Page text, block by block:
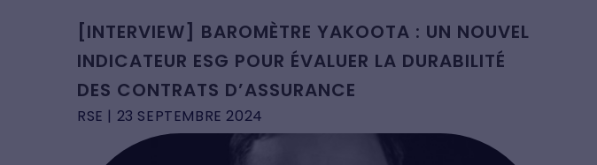
[INTERVIEW] BAROMÈTRE YAKOOTA : UN NOUVEL
INDICATEUR ESG POUR ÉVALUER LA DURABILITÉ
DES CONTRATS D’ASSURANCE
RSE | 23 SEPTEMBRE 2024